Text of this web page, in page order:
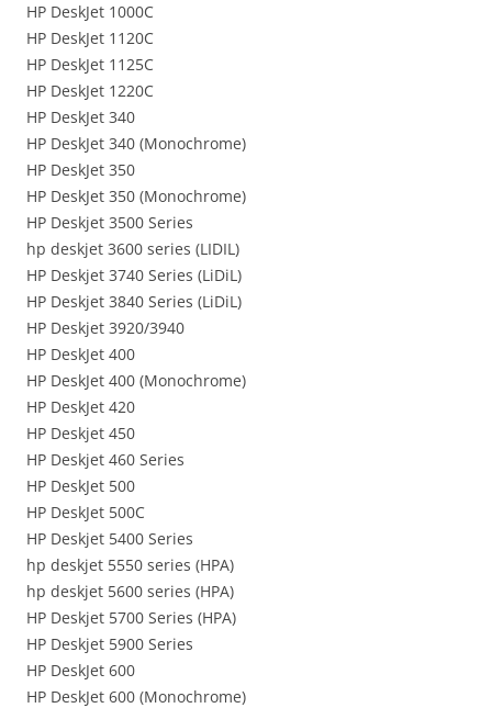
HP DeskJet 1000C
HP DeskJet 1120C
HP DeskJet 1125C
HP DeskJet 1220C
HP DeskJet 340
HP DeskJet 340 (Monochrome)
HP DeskJet 350
HP DeskJet 350 (Monochrome)
HP Deskjet 3500 Series
hp deskjet 3600 series (LIDIL)
HP Deskjet 3740 Series (LiDiL)
HP Deskjet 3840 Series (LiDiL)
HP Deskjet 3920/3940
HP DeskJet 400
HP DeskJet 400 (Monochrome)
HP DeskJet 420
HP Deskjet 450
HP Deskjet 460 Series
HP DeskJet 500
HP DeskJet 500C
HP Deskjet 5400 Series
hp deskjet 5550 series (HPA)
hp deskjet 5600 series (HPA)
HP Deskjet 5700 Series (HPA)
HP Deskjet 5900 Series
HP DeskJet 600
HP DeskJet 600 (Monochrome)